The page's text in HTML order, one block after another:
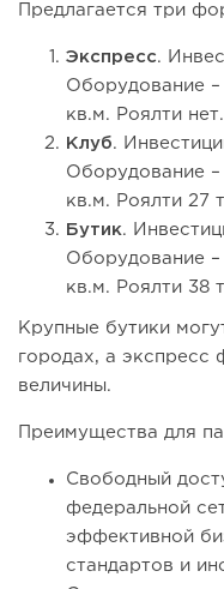
Предлагается три
Экспресс .
Оборудование
кв.м. Роялти нет.
Клуб .
Оборудование –
кв.м. Роялти 27
Бутик .
Оборудование
кв.м. Роялти 38
Крупные бутики
городах, а
величины.
Преимущества для
Свободный
федеральной
эффективной
стандартов и